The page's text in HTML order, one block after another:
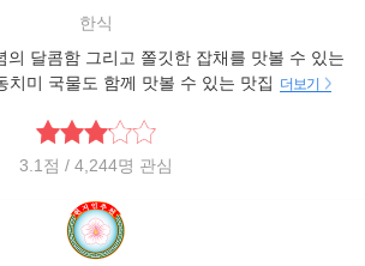
한식
의 달콤함 그리고 쫄깃한 잡채를 맛볼 수 있는
치미 국물도 함께 맛볼 수 있는 맛집 더보기
3.1 점 / 4,244명 관심